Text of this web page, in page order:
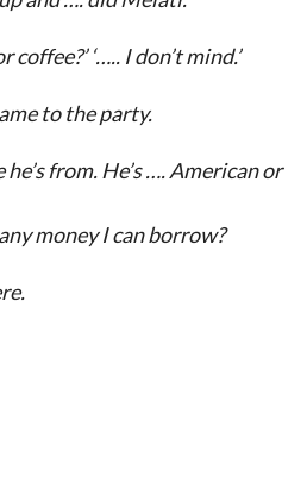
coffee?’ ‘….. I don’t mind.’
to the party.
from. He’s …. American or
money I can borrow?